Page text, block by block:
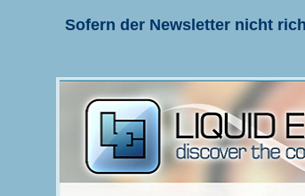
Sofern der Newsletter nicht